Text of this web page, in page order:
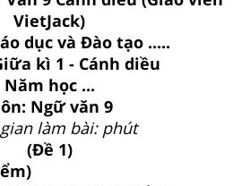
VietJack)
dục và Đào tạo .....
kì 1 - Cánh diều
Năm học ...
Ngữ văn 9
làm bài: phút
(Đề 1)